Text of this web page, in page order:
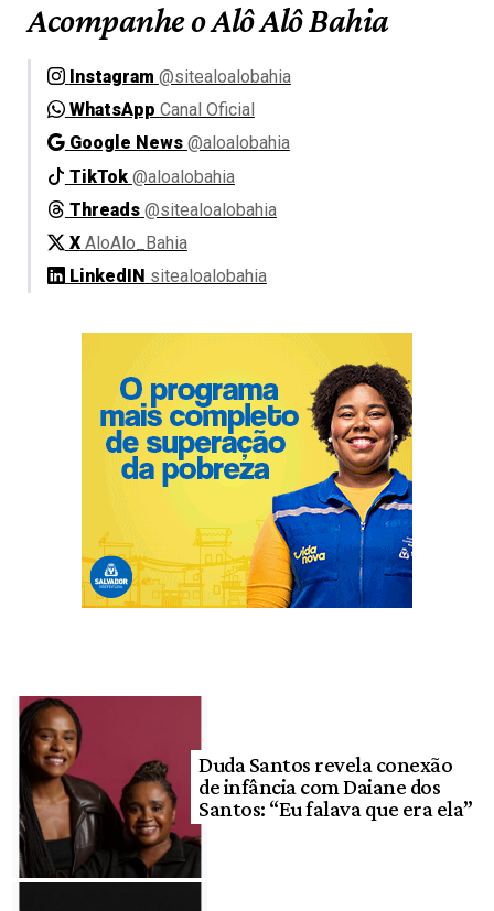
Acompanhe o Alô Alô Bahia
Instagram @sitealoalobahia
WhatsApp Canal Oficial
Google News @aloalobahia
TikTok @aloalobahia
Threads @sitealoalobahia
X AloAlo_Bahia
LinkedIN sitealoalobahia
Duda Santos revela conexão
de infância com Daiane dos
Santos: “Eu falava que era ela”